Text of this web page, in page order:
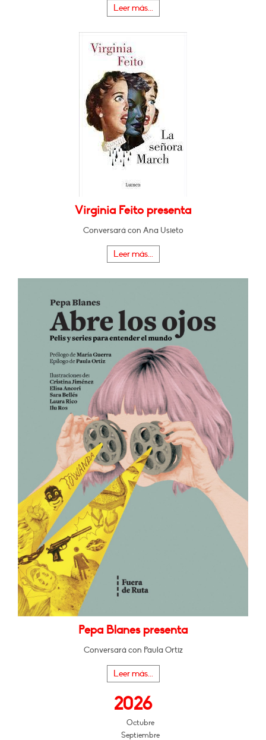
Leer más...
Virginia Feito presenta
Conversará con Ana Usieto
Leer más...
Pepa Blanes presenta
Conversará con Paula Ortiz
Leer más...
2026
Octubre
Septiembre